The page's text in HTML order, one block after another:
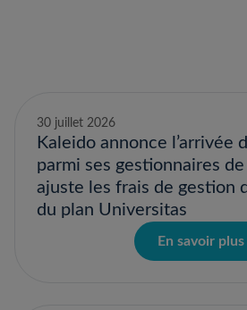
30 juillet 2026
Kaleido annonce l’arrivée
parmi ses gestionnaires
ajuste les frais de gestion
du plan Universitas
En savoir plus